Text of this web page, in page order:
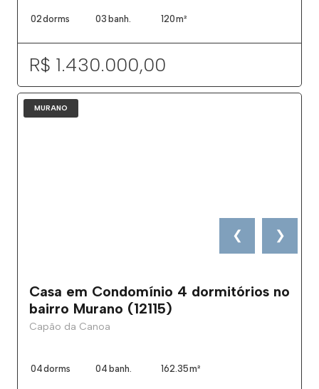
02dorms 03 banh. 120m²
R$ 1.430.000,00
❮ ❯
MURANO
Casa em Condomínio 4 dormitórios no
bairro Murano (12115)
Capão da Canoa
04dorms 04 banh. 162.35m²